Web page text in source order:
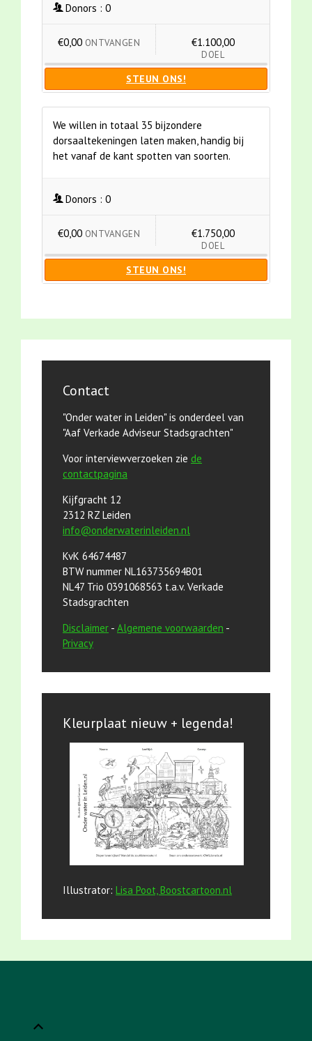
Donors : 0
€0,00 ONTVANGEN €1.100,00
DOEL
STEUN ONS!
We willen in totaal 35 bijzondere
dorsaaltekeningen laten maken, handig bij
het vanaf de kant spotten van soorten.
Donors : 0
€0,00 ONTVANGEN €1.750,00
DOEL
STEUN ONS!
Contact
"Onder water in Leiden" is onderdeel van
"Aaf Verkade Adviseur Stadsgrachten"
Voor interviewverzoeken zie de
contactpagina
Kijfgracht 12
2312 RZ Leiden
info@onderwaterinleiden.nl
KvK 64674487
BTW nummer NL163735694B01
NL47 Trio 0391068563 t.a.v. Verkade
Stadsgrachten
Disclaimer - Algemene voorwaarden -
Privacy
Kleurplaat nieuw + legenda!
Illustrator: Lisa Poot, Boostcartoon.nl